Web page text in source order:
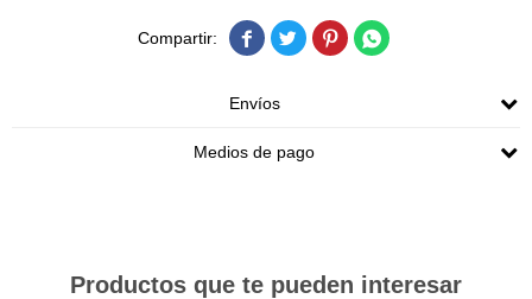
   
Envíos
Medios de pago
Productos que te pueden interesar